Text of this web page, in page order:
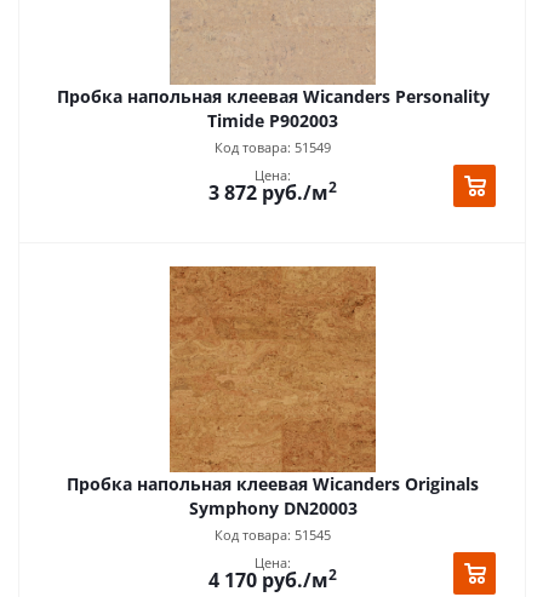
Пробка напольная клеевая Wicanders Personality
Timide P902003
Код товара: 51549
Цена:
3 872 руб./м2
Пробка напольная клеевая Wicanders Originals
Symphony DN20003
Код товара: 51545
Цена:
4 170 руб./м2